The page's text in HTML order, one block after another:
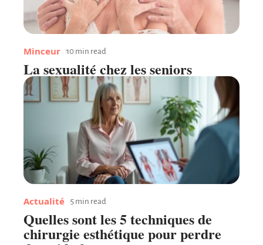
Minceur 10 min read
La sexualité chez les seniors
Actualité 5 min read
Quelles sont les 5 techniques de
chirurgie esthétique pour perdre